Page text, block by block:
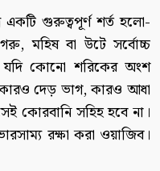
একটি গুরুত্বপূর্ণ শর্ত হলো-
মহিষ বা উটে সর্বোচ্চ
যদি কোনো শরিকের অংশ
দেড় ভাগ, কারও আধা
কোরবানি সহিহ হবে না।
রক্ষা করা ওয়াজিব।